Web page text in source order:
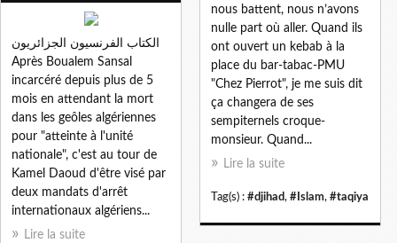
الكتاب الفرنسيون الجزائريون
Après Boualem Sansal
incarcéré depuis plus de 5
mois en attendant la mort
dans les geôles algériennes
pour "atteinte à l'unité
nationale", c'est au tour de
Kamel Daoud d'être visé par
deux mandats d'arrêt
internationaux algériens...
Lire la suite
nous battent, nous n’avons
nulle part où aller. Quand ils
ont ouvert un kebab à la
place du bar-tabac-PMU
"Chez Pierrot", je me suis dit
ça changera de ses
sempiternels croque-
monsieur. Quand...
Lire la suite
Tag(s) : #djihad, #Islam, #taqiya